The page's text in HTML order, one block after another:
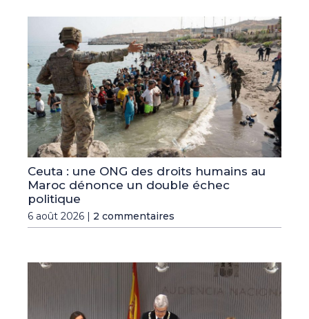
Ceuta : une ONG des droits humains au
Maroc dénonce un double échec
politique
6 août 2026 | 2 commentaires